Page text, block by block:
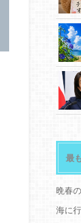
最
晩春
海に